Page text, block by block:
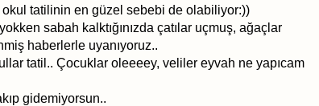
tatilinin en güzel sebebi de olabiliyor:))
sabah kalktığınızda çatılar uçmuş, ağaçlar
haberlerle uyanıyoruz..
tatil.. Çocuklar oleeeey, veliler eyvah ne yapıcam
gidemiyorsun..